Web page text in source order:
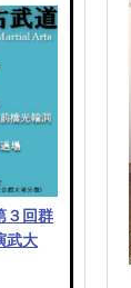
３回群
武大